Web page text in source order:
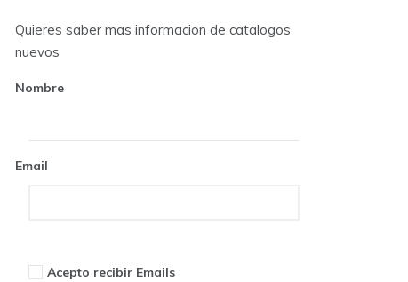
Quieres saber mas informacion de catalogos
nuevos
Nombre
Email
Acepto recibir Emails